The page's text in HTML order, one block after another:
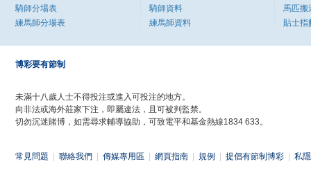
騎師分場表
練馬師分場表
騎師資料
練馬師資料
馬匹搬
貼士指
博彩要有節制
未滿十八歲人士不得投注或進入可投注的地方。
向非法或海外莊家下注，即屬違法，且可被判監禁。
切勿沉迷賭博，如需尋求輔導協助，可致電平和基金熱線1834 633。
常見問題 聯絡我們 傳媒專用區 網頁指南 規例 提倡有節制博彩 私